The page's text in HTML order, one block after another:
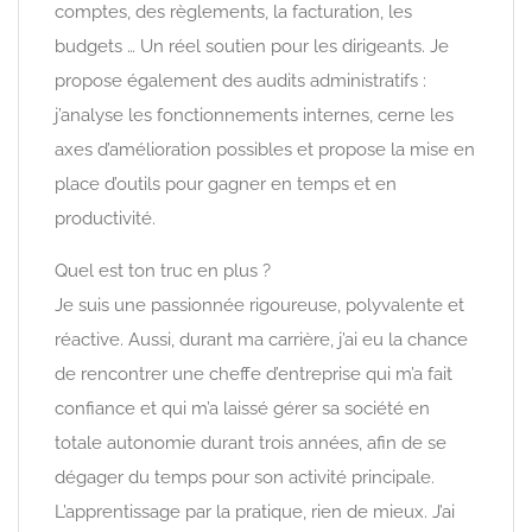
comptes, des règlements, la facturation, les
budgets … Un réel soutien pour les dirigeants. Je
propose également des audits administratifs :
j’analyse les fonctionnements internes, cerne les
axes d’amélioration possibles et propose la mise en
place d’outils pour gagner en temps et en
productivité.
Quel est ton truc en plus ?
Je suis une passionnée rigoureuse, polyvalente et
réactive. Aussi, durant ma carrière, j’ai eu la chance
de rencontrer une cheffe d’entreprise qui m’a fait
confiance et qui m’a laissé gérer sa société en
totale autonomie durant trois années, afin de se
dégager du temps pour son activité principale.
L’apprentissage par la pratique, rien de mieux. J’ai